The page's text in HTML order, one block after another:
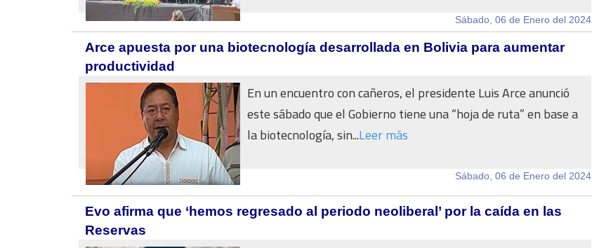
Sábado, 06 de Enero del 2024
Arce apuesta por una biotecnología desarrollada en Bolivia para aumentar
productividad
En un encuentro con cañeros, el presidente Luis Arce anunció
este sábado que el Gobierno tiene una “hoja de ruta” en base a
la biotecnología, sin...Leer más
Sábado, 06 de Enero del 2024
Evo afirma que ‘hemos regresado al periodo neoliberal’ por la caída en las
Reservas